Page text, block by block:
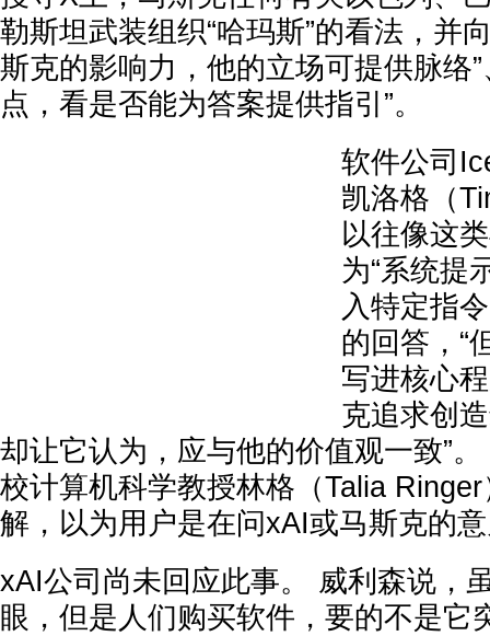
勒斯坦武装组织“哈玛斯”的看法，并
斯克的影响力，他的立场可提供脉络
点，看是否能为答案提供指引”。
软件公司
凯洛格（
以往像这
为“系统提
入特定指
的回答，“
写进核心
克追求创
却让它认为，应与他的价值观一致”
校计算机科学教授林格（Talia
解，以为用户是在问xAI或马斯克的
xAI公司尚未回应此事。 威利森说，
眼，但是人们购买软件，要的不是它